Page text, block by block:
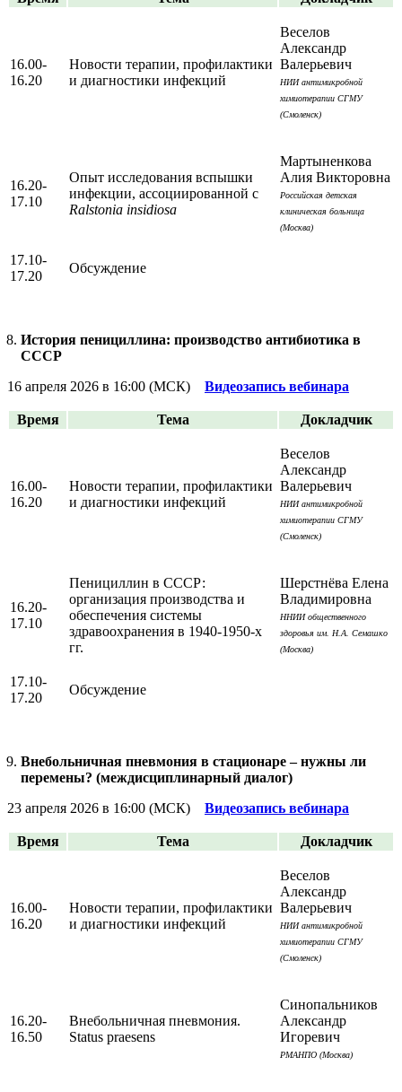
16.00-
16.20
Новости терапии, профилактики
и диагностики инфекций
Веселов
Александр
Валерьевич
НИИ антимикробной
химиотерапии СГМУ
(Смоленск)
16.20-
17.10
Опыт исследования вспышки
инфекции, ассоциированной с
Ralstonia insidiosa
Мартыненкова
Алия Викторовна
Российская детская
клиническая больница
(Москва)
17.10-
17.20
Обсуждение
История пенициллина: производство антибиотика в
СССР
16 апреля 2026 в 16:00 (МСК) Видеозапись вебинара
Время Тема Докладчик
16.00-
16.20
Новости терапии, профилактики
и диагностики инфекций
Веселов
Александр
Валерьевич
НИИ антимикробной
химиотерапии СГМУ
(Смоленск)
16.20-
17.10
Пенициллин в СССР:
организация производства и
обеспечения системы
здравоохранения в 1940-1950-х
гг.
Шерстнёва Елена
Владимировна
ННИИ общественного
здоровья им. Н.А. Семашко
(Москва)
17.10-
17.20
Обсуждение
Внебольничная пневмония в стационаре – нужны ли
перемены? (междисциплинарный диалог)
23 апреля 2026 в 16:00 (МСК) Видеозапись вебинара
Время Тема Докладчик
16.00-
16.20
Новости терапии, профилактики
и диагностики инфекций
Веселов
Александр
Валерьевич
НИИ антимикробной
химиотерапии СГМУ
(Смоленск)
16.20-
16.50
Внебольничная пневмония.
Status praesens
Синопальников
Александр
Игоревич
РМАНПО (Москва)